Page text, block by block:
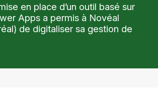
en place d’un outil basé sur
Apps a permis à Novéal
de digitaliser sa gestion de